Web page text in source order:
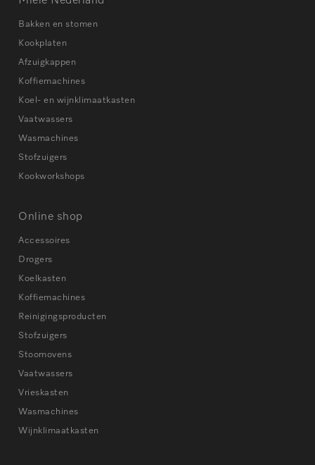
Bakken en stomen
Kookplaten
Afzuigkappen
Koffiemachines
Koel- en wijnklimaatkasten
Vaatwassers
Wasmachines
Stofzuigers
Kookworkshops
Online shop
Accessoires
Drogers
Koelkasten
Koffiemachines
Reinigingsproducten
Stofzuigers
Stoomovens
Vaatwassers
Vrieskasten
Wasmachines
Wijnklimaatkasten